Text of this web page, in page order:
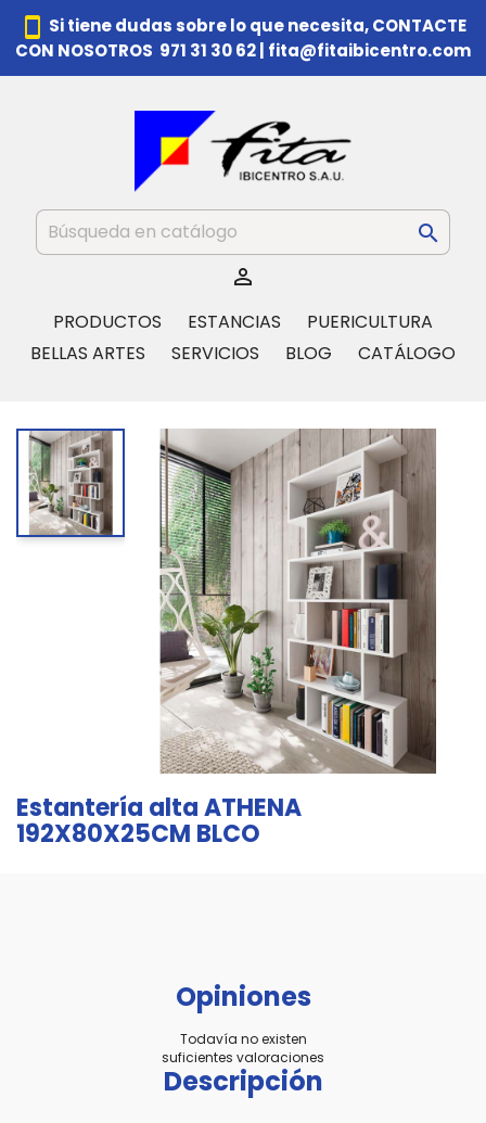
smartphone Si tiene dudas sobre lo que necesita,CONTACTE
CON NOSOTROS 971 31 30 62| fita@fitaibicentro.com


PRODUCTOS ESTANCIAS
PUERICULTURA
BELLAS ARTES
SERVICIOS BLOG CATÁLOGO
Estantería alta ATHENA
192X80X25CM BLCO
Opiniones
Todavía no existen
suficientes valoraciones
Descripción